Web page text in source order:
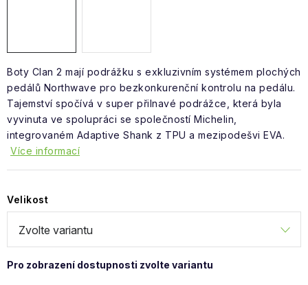
Boty Clan 2 mají podrážku s exkluzivním systémem plochých
pedálů Northwave pro bezkonkurenční kontrolu na pedálu.
Tajemství spočívá v super přilnavé podrážce, která byla
vyvinuta ve spolupráci se společností Michelin,
integrovaném Adaptive Shank z TPU a mezipodešvi EVA.
Více informací
Velikost